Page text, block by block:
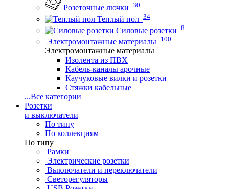
Розеточные лючки 30
Теплый пол 34
Силовые розетки 8
Электромонтажные материалы 100
Электромонтажные материалы
Изолента из ПВХ
Кабель-каналы арочные
Каучуковые вилки и розетки
Стяжки кабельные
...Все категории
Розетки
и выключатели
По типу
По коллекциям
По типу
Рамки
Электрические розетки
Выключатели и переключатели
Светорегуляторы